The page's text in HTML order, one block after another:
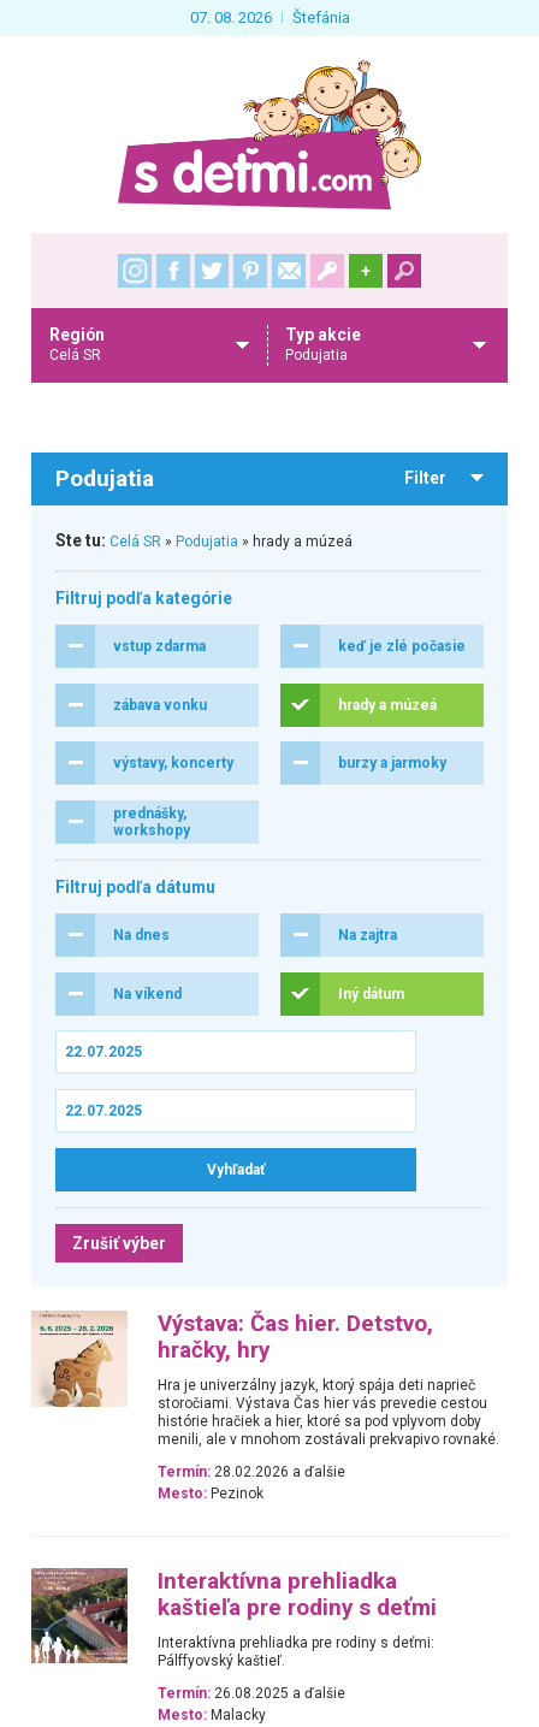
07. 08. 2026 Štefánia
+
Región
Celá SR
Typ akcie
Podujatia
Podujatia Filter
Ste tu: Celá SR» Podujatia » hrady a múzeá
Filtruj podľa kategórie
vstup zdarma keď je zlé počasie
zábava vonku hrady a múzeá
výstavy, koncerty burzy a jarmoky
prednášky,
workshopy
Filtruj podľa dátumu
Na dnes Na zajtra
Na víkend Iný dátum
Zrušiť výber
Výstava: Čas hier. Detstvo,
hračky, hry
Hra je univerzálny jazyk, ktorý spája deti naprieč
storočiami. Výstava Čas hier vás prevedie cestou
histórie hračiek a hier, ktoré sa pod vplyvom doby
menili, ale v mnohom zostávali prekvapivo rovnaké.
Termín: 28.02.2026 a ďalšie
Mesto: Pezinok
Interaktívna prehliadka
kaštieľa pre rodiny s deťmi
Interaktívna prehliadka pre rodiny s deťmi:
Pálffyovský kaštieľ.
Termín: 26.08.2025 a ďalšie
Mesto: Malacky